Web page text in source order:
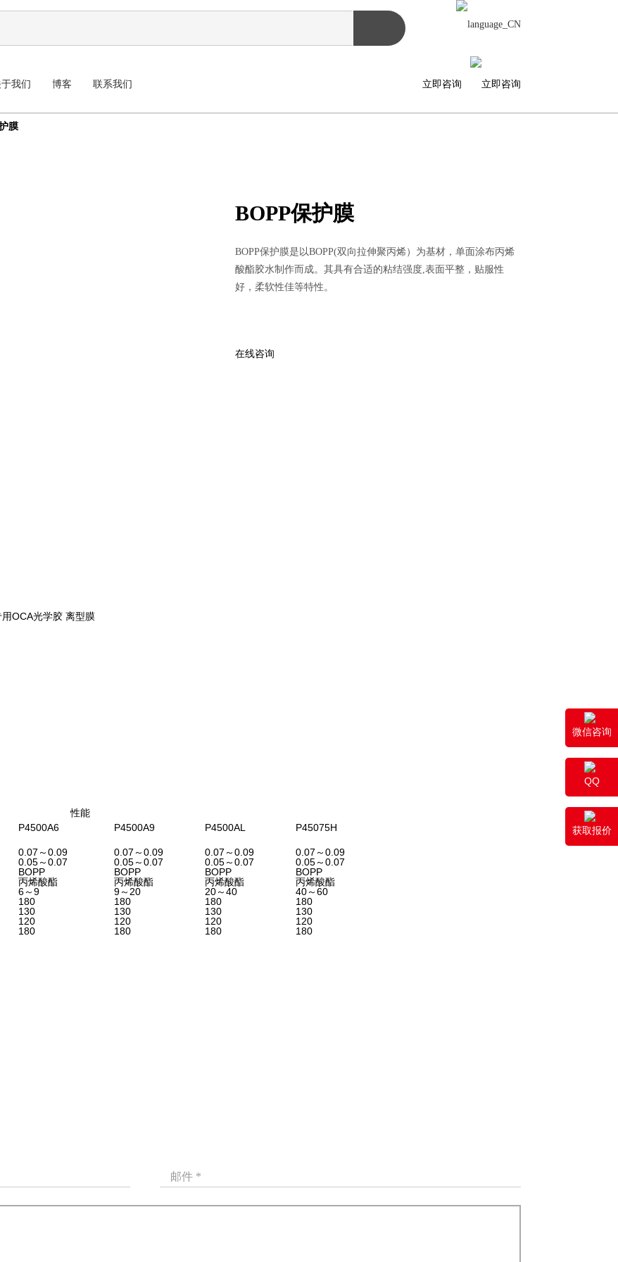
我们 博客 联系我们 立即咨询
膜
BOPP保护膜
BOPP保护膜是以BOPP(双向拉伸聚丙烯）为基材，单面涂布丙烯
酸酯胶水制作而成。其具有合适的粘结强度,表面平整，贴服性
好，柔软性佳等特性。
在线咨询
OCA光学胶 离型膜
性能
P4500A6 P4500A9 P4500AL
P45075H
0.07～0.09 0.07～0.09 0.07～0.09
0.07～0.09
0.05～0.07 0.05～0.07 0.05～0.07
0.05～0.07
BOPP BOPP BOPP
BOPP
丙烯酸酯 丙烯酸酯 丙烯酸酯
丙烯酸酯
6～9 9～20 20～40
40～60
180 180 180
180
130 130 130
130
120 120 120
120
180 180 180 180
微信咨询
QQ
获取报价